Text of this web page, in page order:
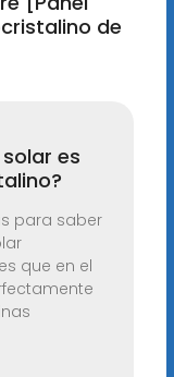
de
es
para saber
que en el